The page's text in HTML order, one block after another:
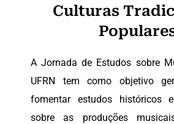
Culturas
A Jornada de Estudos sobre
UFRN tem como objetivo
fomentar estudos históricos
sobre as produções